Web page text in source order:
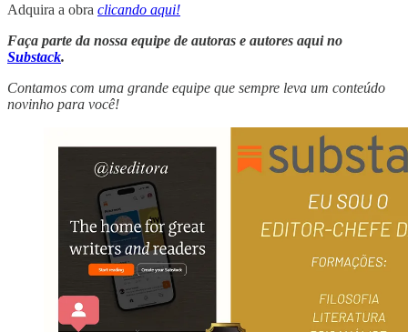
Adquira a obra clicando aqui!
Faça parte da nossa equipe de autoras e autores aqui no
Substack.
Contamos com uma grande equipe que sempre leva um conteúdo
novinho para você!